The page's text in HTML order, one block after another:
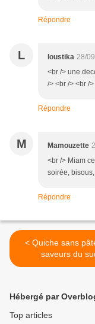
Répondre
L loustika 28/
<br /> une
/> <br /> <br />
Répondre
M Mamouzette
<br /> Miam
soirée,
Répondre
< Quiche sans pâte aux
saveurs du
Hébergé par
Top articles